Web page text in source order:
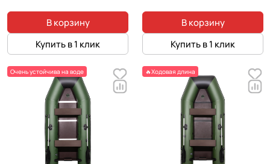
В корзину
Купить в 1 клик
В корзину
Купить в 1 клик
Очень устойчива на воде 🔥Ходовая длина